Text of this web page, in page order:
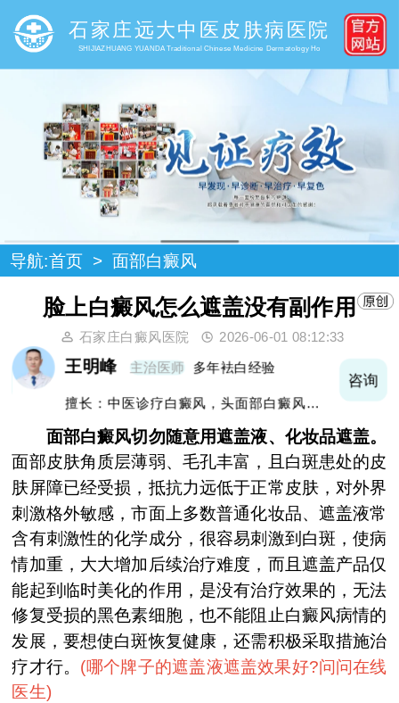
石家庄远大中医皮肤病医院
SHIJIAZHUANG YUANDA Traditional Chinese Medicine Dermatology Ho
导航:首页 > 面部白癜风
脸上白癜风怎么遮盖没有副作用
石家庄白癜风医院 2026-06-01 08:12:33
王明峰 主治医师 多年袪白经验
擅长：中医诊疗白癜风，头面部白癜风，青
咨询
面部白癜风切勿随意用遮盖液、化妆品遮盖。
面部皮肤角质层薄弱、毛孔丰富，且白斑患处的皮
肤屏障已经受损，抵抗力远低于正常皮肤，对外界
刺激格外敏感，市面上多数普通化妆品、遮盖液常
含有刺激性的化学成分，很容易刺激到白斑，使病
情加重，大大增加后续治疗难度，而且遮盖产品仅
能起到临时美化的作用，是没有治疗效果的，无法
修复受损的黑色素细胞，也不能阻止白癜风病情的
发展，要想使白斑恢复健康，还需积极采取措施治
疗才行。 (哪个牌子的遮盖液遮盖效果好?问问在线
医生)